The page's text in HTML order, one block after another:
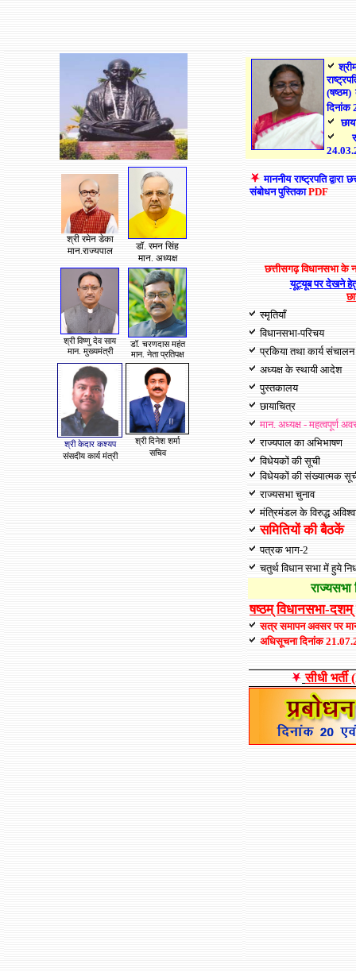
श्रीरमेन डेका
मान.राज्यपाल
डॉ. रमन सिंह
मान. अध्यक्ष
श्री विष्णु देव साय
मान. मुख्यमंत्री
डॉ. चरणदास महंत
मान. नेता प्रतिपक्ष
श्री केदार कश्यप
संसदीय कार्य मंत्री
श्री दिनेश शर्मा
सचिव
दिनांक
माननीय राष्ट्रपति
संबोधन पुस्तिका PDF
छत्तीसगढ़ विधानसभा के
यूट्यूब पर देखने
स्मृतियाँ
विधानसभा-परिचय
प्रकिया तथा कार्य
अध्यक्ष के स्थायी आदेश
पुस्तकालय
छायाचित्र
मान. अध्यक्ष - महत्वपूर्ण
राज्यपाल का अभिभाषण
विधेयकों की सूची
विधेयकों की संख्यात्मक
राज्यसभा चुनाव
मंत्रिमंडल के विरुद्ध
समितियों की बैठके
पत्रक भाग-2
चतुर्थ विधान सभा में हुये
राज्यसभा
षष्ठम् विधानसभा-
सत्र समापन अवसर पर
अधिसूचना दिनांक
सीधी